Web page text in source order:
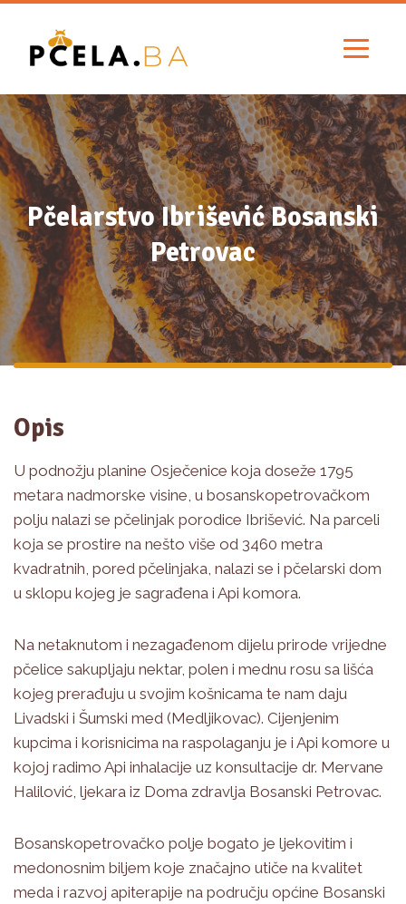
Pčelarstvo Ibrišević Bosanski
Petrovac
Opis
U podnožju planine Osječenice koja doseže 1795
metara nadmorske visine, u bosanskopetrovačkom
polju nalazi se pčelinjak porodice Ibrišević. Na parceli
koja se prostire na nešto više od 3460 metra
kvadratnih, pored pčelinjaka, nalazi se i pčelarski dom
u sklopu kojeg je sagrađena i Api komora.
Na netaknutom i nezagađenom dijelu prirode vrijedne
pčelice sakupljaju nektar, polen i mednu rosu sa lišća
kojeg prerađuju u svojim košnicama te nam daju
Livadski i Šumski med (Medljikovac). Cijenjenim
kupcima i korisnicima na raspolaganju je i Api komore u
kojoj radimo Api inhalacije uz konsultacije dr. Mervane
Halilović, ljekara iz Doma zdravlja Bosanski Petrovac.
Bosanskopetrovačko polje bogato je ljekovitim i
medonosnim biljem koje značajno utiče na kvalitet
meda i razvoj apiterapije na području općine Bosanski